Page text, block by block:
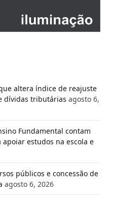
altera índice de reajuste
dívidas tributárias agosto 6,
Fundamental contam
estudos na escola e
públicos e concessão de
agosto 6, 2026